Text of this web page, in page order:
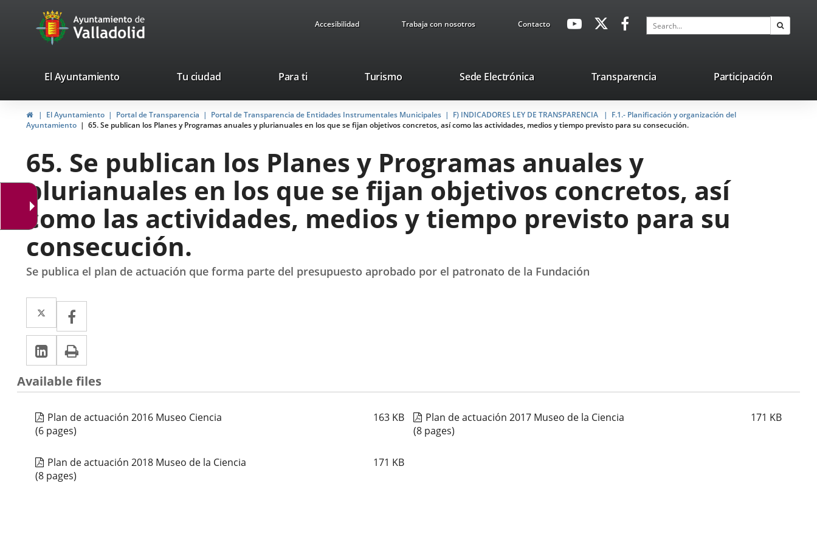
Portal
Web
Ayuntamiento
de
Valladolid
Accesibilidad Trabaja con nosotros ContactoavaHeaderSocial
Link
Link
application.
application.
Search
valladolid.es
El Ayuntamiento Tu ciudad Para ti TurismoThis
will
open
in
pop-
up
window.
Sede ElectrónicaLink
external
application.
Transparencia Participación
HomeEl Ayuntamiento Portal de Transparencia Portal de Transparencia de Entidades Instrumentales Municipales F) INDICADORES LEY DE TRANSPARENCIA
F.1.- Planificación y organización del
Ayuntamiento
65. Se publican los Planes y Programas anuales y plurianuales en los que se fijan objetivos concretos, así como las actividades, medios y tiempo previsto para su consecución.
65. Se publican los Planes y Programas anuales y
plurianuales en los que se fijan objetivos concretos, así
como las actividades, medios y tiempo previsto para su
consecución.
Se publica el plan de actuación que forma parte del presupuesto aprobado por el patronato de la Fundación
Twitter
Enlace
a
una
aplicación
externa.
a
una
aplicación
externa.
Linkedin
Enlace
a
una
externa.
Available files
Plan de actuación 2016 Museo Ciencia 163 KB
(6 pages)
Plan de actuación 2017 Museo de la Ciencia 171 KB
(8 pages)
Plan de actuación 2018 Museo de la Ciencia 171 KB
(8 pages)